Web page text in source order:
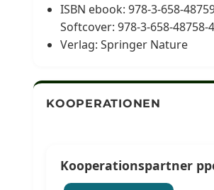
ISBN ebook: 978-3-658-
Softcover: 978-3-658-48758-4
Verlag: Springer Nature
KOOPERATIONEN
Kooperationspartner